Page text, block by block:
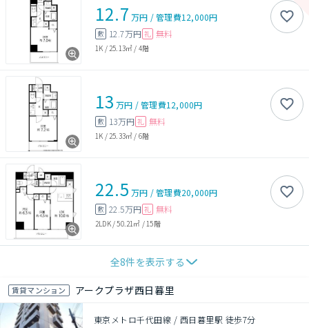
12.7 万円 /管理費12,000円
敷 12.7万円 礼 無料
1K / 25.13㎡ / 4階
13 万円 /管理費12,000円
敷 13万円 礼 無料
1K / 25.33㎡ / 6階
22.5 万円 /管理費20,000円
敷 22.5万円 礼 無料
2LDK/50.21㎡ / 15階
全8件を表示する
賃貸マンション アークプラザ西日暮里
東京メトロ千代田線 / 西日暮里駅 徒歩7分